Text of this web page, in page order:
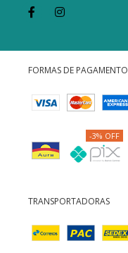
FORMAS DE PAGAMENTO
-3% OFF
TRANSPORTADORAS